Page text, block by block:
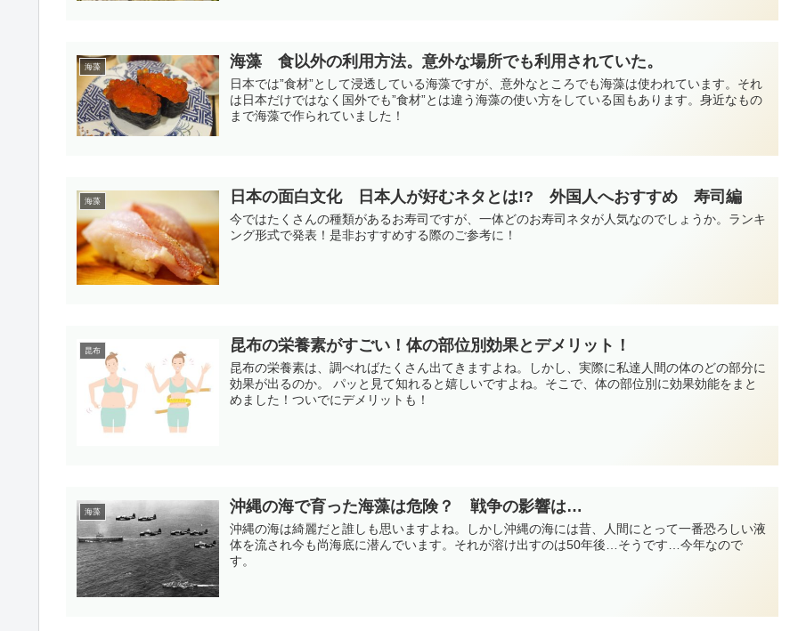
海藻 海藻 食以外の利用方法。意外な場所でも利用されていた。
日本では”食材”として浸透している海藻ですが、意外なところでも海藻は使われています。それ
は日本だけではなく国外でも”食材”とは違う海藻の使い方をしている国もあります。身近なもの
まで海藻で作られていました！
海藻 日本の面白文化 日本人が好むネタとは!? 外国人へおすすめ 寿司編
今ではたくさんの種類があるお寿司ですが、一体どのお寿司ネタが人気なのでしょうか。ランキ
ング形式で発表！是非おすすめする際のご参考に！
昆布 昆布の栄養素がすごい！体の部位別効果とデメリット！
昆布の栄養素は、調べればたくさん出てきますよね。しかし、実際に私達人間の体のどの部分に
効果が出るのか。 パッと見て知れると嬉しいですよね。そこで、体の部位別に効果効能をまと
めました！ついでにデメリットも！
海藻 沖縄の海で育った海藻は危険？ 戦争の影響は…
沖縄の海は綺麗だと誰しも思いますよね。しかし沖縄の海には昔、人間にとって一番恐ろしい液
体を流され今も尚海底に潜んでいます。それが溶け出すのは50年後…そうです…今年なので
す。